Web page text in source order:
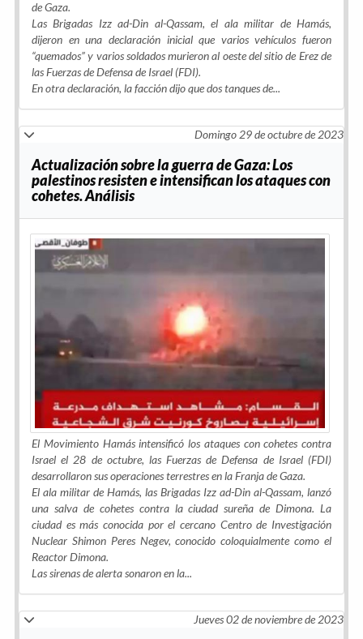
de Gaza.
Las Brigadas Izz ad-Din al-Qassam, el ala militar de Hamás,
dijeron en una declaración inicial que varios vehículos fueron
“quemados” y varios soldados murieron al oeste del sitio de Erez de
las Fuerzas de Defensa de Israel (FDI).
En otra declaración, la facción dijo que dos tanques de...
Domingo 29 de octubre de 2023
Actualización sobre la guerra de Gaza: Los
palestinos resisten e intensifican los ataques con
cohetes. Análisis
El Movimiento Hamás intensificó los ataques con cohetes contra
Israel el 28 de octubre, las Fuerzas de Defensa de Israel (FDI)
desarrollaron sus operaciones terrestres en la Franja de Gaza.
El ala militar de Hamás, las Brigadas Izz ad-Din al-Qassam, lanzó
una salva de cohetes contra la ciudad sureña de Dimona. La
ciudad es más conocida por el cercano Centro de Investigación
Nuclear Shimon Peres Negev, conocido coloquialmente como el
Reactor Dimona.
Las sirenas de alerta sonaron en la...
Jueves 02 de noviembre de 2023